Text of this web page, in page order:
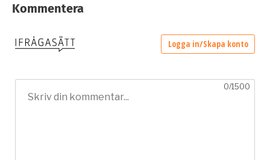
Kommentera